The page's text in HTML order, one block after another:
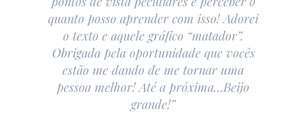
quanto posso aprender com isso! Adorei
o texto e aquele gráfico “matador”.
Obrigada pela oportunidade que vocês
estão me dando de me tornar uma
pessoa melhor! Até a próxima…Beijo
grande!”